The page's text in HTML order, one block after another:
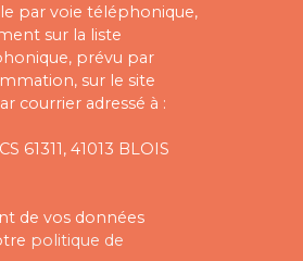
par voie téléphonique,
sur la liste
prévu par
sur le site
courrier adressé à :
61311, 41013 BLOIS
de vos données
politique de